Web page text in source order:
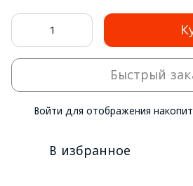
Быстрый
Войти для отображения
В избранное